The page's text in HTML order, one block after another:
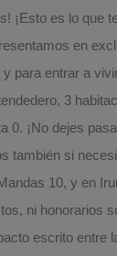
¡Esto es lo que
en
para entrar a
3
0. ¡No dejes
también si
10, y en
ni honorarios
escrito entre